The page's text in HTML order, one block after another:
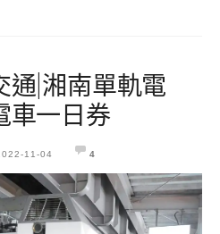
通|湘南單軌電
車一日券
11-04 4